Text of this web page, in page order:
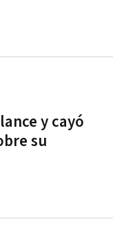
y cayó
su